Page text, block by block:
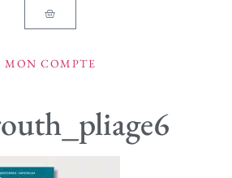
MON COMPTE